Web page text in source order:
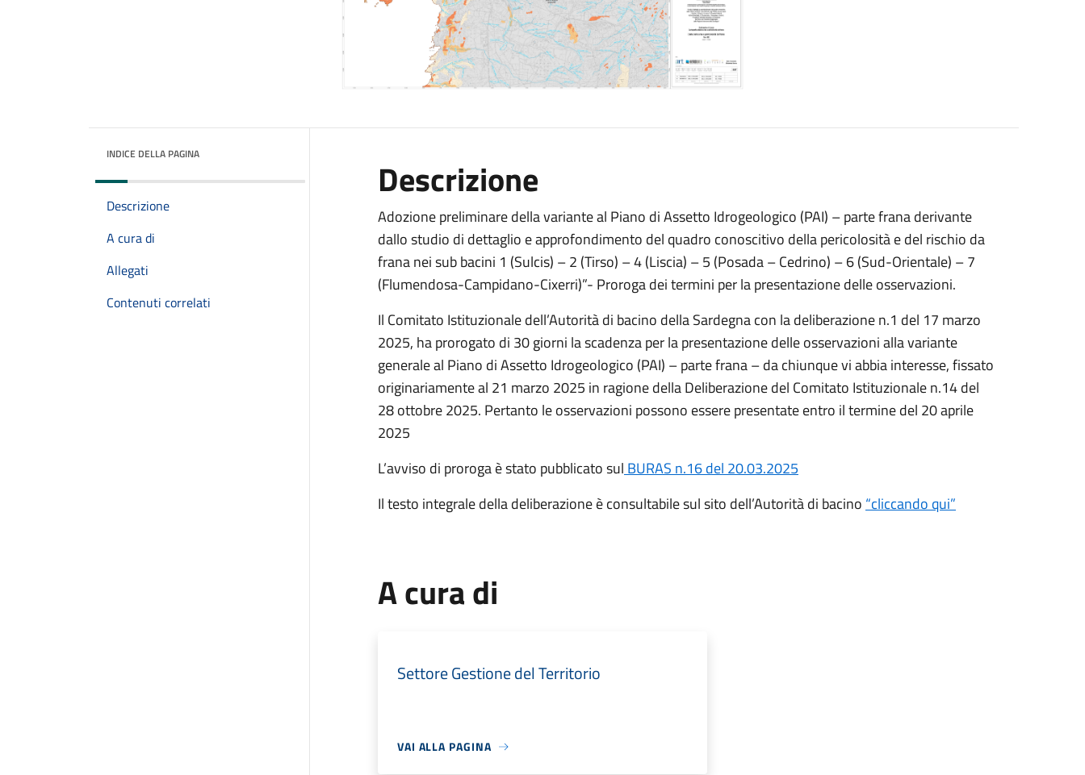
INDICE DELLA PAGINA
Descrizione
A cura di
Allegati
Contenuti correlati
Descrizione
Adozione preliminare della variante al Piano di Assetto Idrogeologico (PAI) – parte frana derivante
dallo studio di dettaglio e approfondimento del quadro conoscitivo della pericolosità e del rischio da
frana nei sub bacini 1 (Sulcis) – 2 (Tirso) – 4 (Liscia) – 5 (Posada – Cedrino) – 6 (Sud-Orientale) – 7
(Flumendosa-Campidano-Cixerri)”- Proroga dei termini per la presentazione delle osservazioni.
Il Comitato Istituzionale dell’Autorità di bacino della Sardegna con la deliberazione n.1 del 17 marzo
2025, ha prorogato di 30 giorni la scadenza per la presentazione delle osservazioni alla variante
generale al Piano di Assetto Idrogeologico (PAI) – parte frana – da chiunque vi abbia interesse, fissato
originariamente al 21 marzo 2025 in ragione della Deliberazione del Comitato Istituzionale n.14 del
28 ottobre 2025. Pertanto le osservazioni possono essere presentate entro il termine del 20 aprile
2025
L’avviso di proroga è stato pubblicato sul BURAS n.16 del 20.03.2025
Il testo integrale della deliberazione è consultabile sul sito dell’Autorità di bacino “cliccando qui”
A cura di
Settore Gestione del Territorio
VAI ALLA PAGINA